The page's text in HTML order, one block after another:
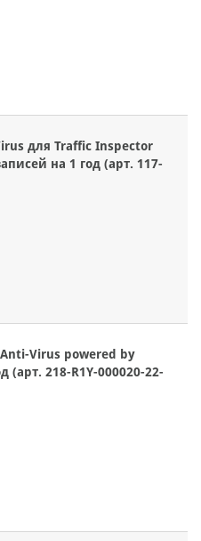
для Traffic Inspector
на 1 год (арт. 117-
Virus powered by
(арт. 218-R1Y-000020-22-